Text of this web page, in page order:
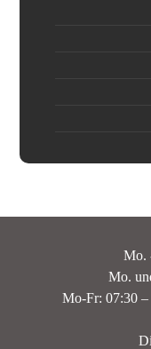
Mo.
Mo.
Mo-Fr: 07:30 –